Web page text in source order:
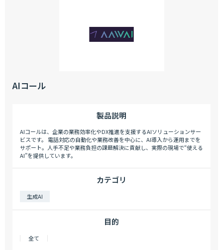
AIコール
製品説明
AIコールは、企業の業務効率化やDX推進を支援するAIソリューションサー
ビスです。 電話対応の自動化や業務改善を中心に、AI導入から運用までを
サポート。人手不足や業務負担の課題解決に貢献し、実際の現場で“使える
AI”を提供しています。
カテゴリ
生成AI
目的
全て